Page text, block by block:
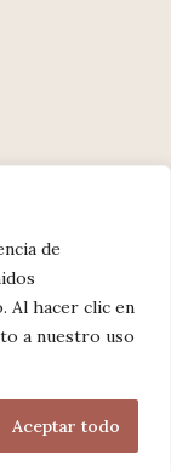
de
Al hacer clic en
a nuestro uso
Aceptar todo